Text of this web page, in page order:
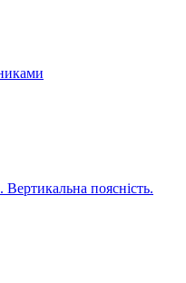
Вертикальна поясність.